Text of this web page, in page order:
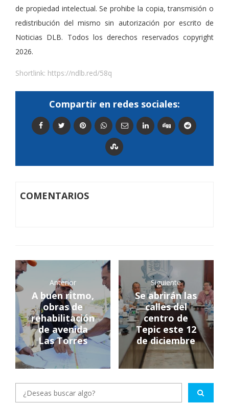
de propiedad intelectual. Se prohibe la copia, transmisión o
redistribución del mismo sin autorización por escrito de
Noticias DLB. Todos los derechos reservados copyright
2026.
Shortlink: https://ndlb.red/58q
Compartir en redes sociales:
COMENTARIOS
Anterior
A buen ritmo,
obras de
rehabilitación
de avenida
Las Torres
Siguiente
Se abrirán las
calles del
centro de
Tepic este 12
de diciembre